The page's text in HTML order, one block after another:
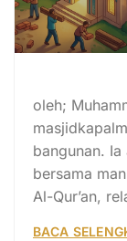
oleh;
bangunan.
bersama
Al-Qur’an,
BACA